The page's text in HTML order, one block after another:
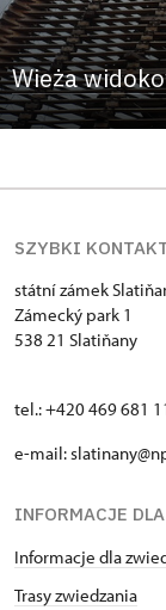
Wieża
SZYBKI
státní zámek
Zámecký park 1
538 21 Slatiňany
tel.: +420 469 681
e-mail:
INFORMACJE
Informacje dla
Trasy zwiedzania